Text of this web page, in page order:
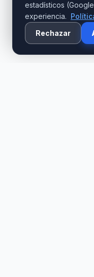
estadísticos
experiencia.
Rechazar